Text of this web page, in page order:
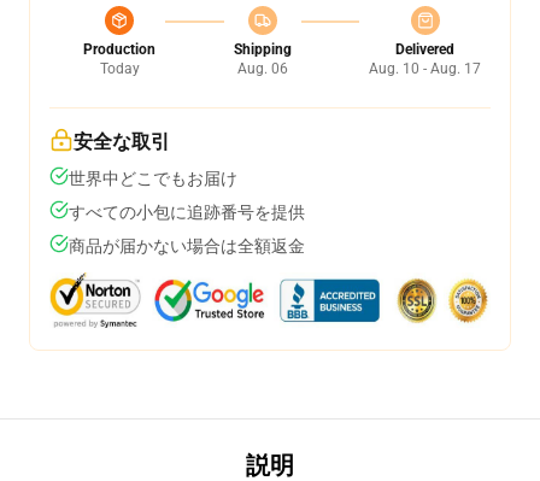
Production
Today
Shipping
Aug. 06
Delivered
Aug. 10 - Aug. 17
安全な取引
世界中どこでもお届け
すべての小包に追跡番号を提供
商品が届かない場合は全額返金
説明